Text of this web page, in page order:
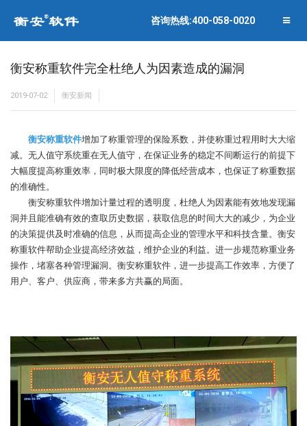
咨询热线:400-058-0020
衡安称重软件完全杜绝人为因素造成的漏洞
2019-07-02 衡安新闻
衡安称重软件增加了称重管理的保险系数，并使称重过程用时大大缩
减。无人值守系统重在无人值守，在保证业务的稳定不间断运行的前提下
大幅度提高称重效率，同时极大限度的降低经营成本，也保证了称重数据
的准确性。
衡安称重软件增加计量过程的透明度，杜绝人为因素能有效地发现漏
洞并且能准确有效的查取历史数据，获取信息的时间大大的减少，为企业
的决策提供及时准确的信息，从而提高企业的管理水平和科技含量。衡安
称重软件帮助企业提高经济效益，维护企业的利益。进一步规范称重业务
操作，堵塞各种管理漏洞。衡安称重软件，进一步提高工作效率，方便了
用户、客户、供应商，带来多方共赢的局面。